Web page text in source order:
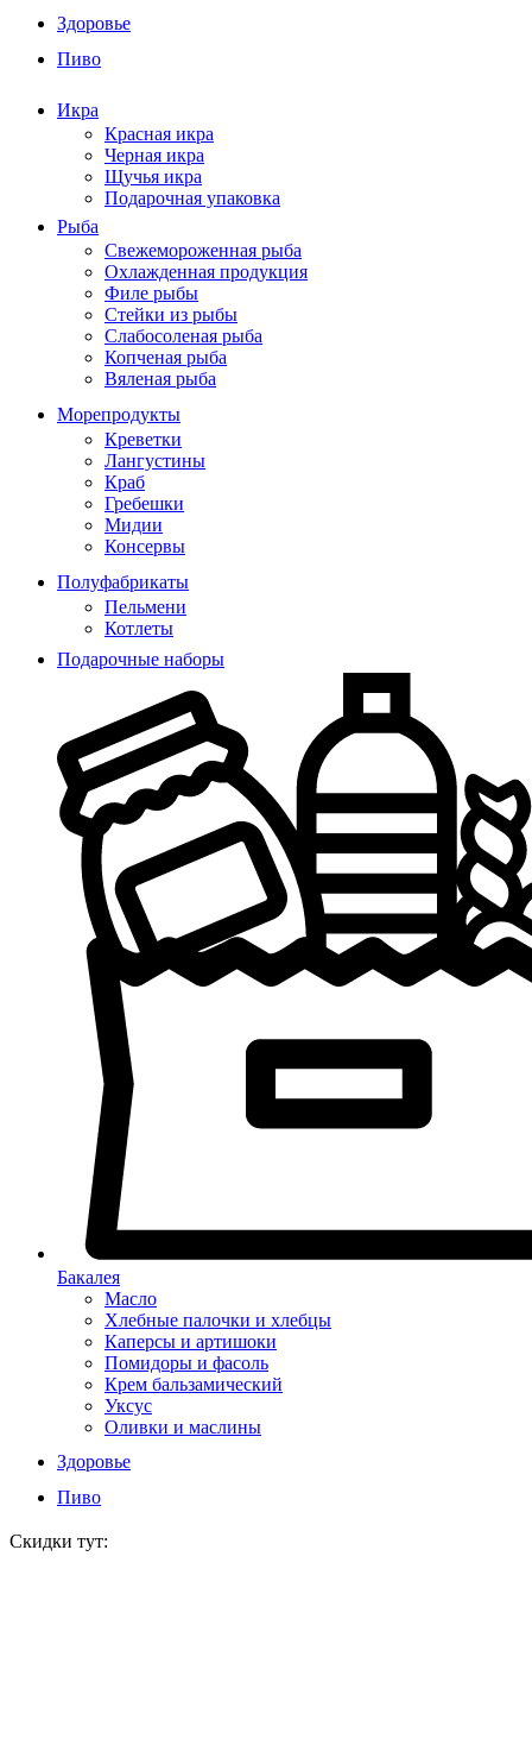
Здоровье
Пиво
Икра
Красная икра
Черная икра
Щучья икра
Подарочная упаковка
Рыба
Свежемороженная рыба
Охлажденная продукция
Филе рыбы
Стейки из рыбы
Слабосоленая рыба
Копченая рыба
Вяленая рыба
Морепродукты
Креветки
Лангустины
Краб
Гребешки
Мидии
Консервы
Полуфабрикаты
Пельмени
Котлеты
Подарочные наборы
Бакалея
Масло
Хлебные палочки и хлебцы
Каперсы и артишоки
Помидоры и фасоль
Крем бальзамический
Уксус
Оливки и маслины
Здоровье
Пиво
Скидки тут: